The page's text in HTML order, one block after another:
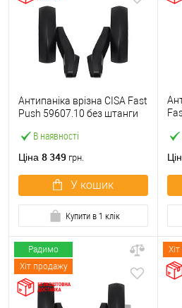
В наявності
Антипаніка врізна CISA Fast
Push 59607.10 без штанги
Ціна 8 349 грн.
У кошик
Купити в 1 клік
Радимо
Хіт продажу